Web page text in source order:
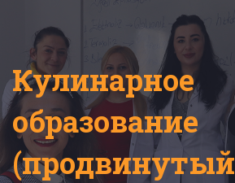
Кулинарное
образование
(продвинутый